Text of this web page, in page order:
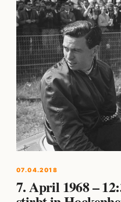
07.04.2018
7. April 1968 –